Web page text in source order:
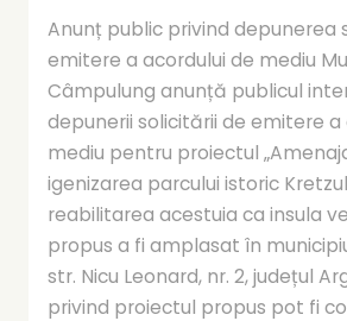
Anunț public privind depunerea
emitere a acordului de mediu
Câmpulung anunță publicul
depunerii solicitării de emitere a
mediu pentru proiectul
igenizarea parcului istoric
reabilitarea acestuia ca insula
propus a fi amplasat în
str. Nicu Leonard, nr. 2, județul
privind proiectul propus pot fi